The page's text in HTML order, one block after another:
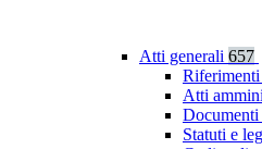
Atti generali 657
Riferimenti
Atti
Documenti
Statuti e